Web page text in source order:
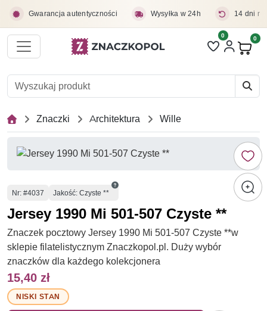
Gwarancja autentyczności Wysyłka w 24h 14 dni
Liczba pozycji
0 0
Znaczki Architektura Wille
Numer
Nr: #4037 Jakość: Czyste **
Jersey 1990 Mi 501-507 Czyste **
Znaczek pocztowy Jersey 1990 Mi 501-507 Czyste **w
sklepie filatelistycznym Znaczkopol.pl. Duży wybór
znaczków dla każdego kolekcjonera
15,40 zł
NISKI STAN